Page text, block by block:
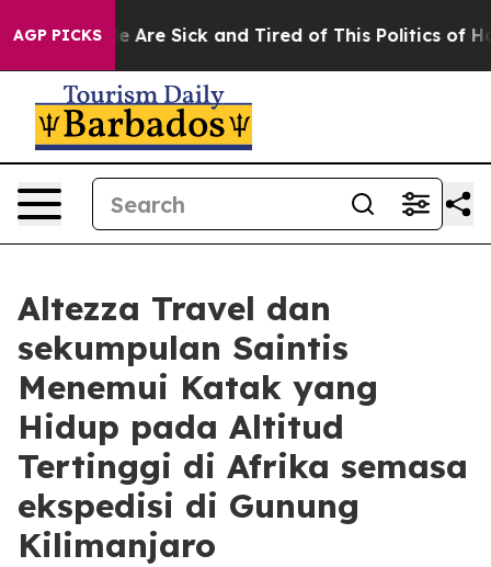
AGP PICKS
“People Are Sick and Tired of This Politics of
Altezza Travel dan
sekumpulan Saintis
Menemui Katak yang
Hidup pada Altitud
Tertinggi di Afrika semasa
ekspedisi di Gunung
Kilimanjaro